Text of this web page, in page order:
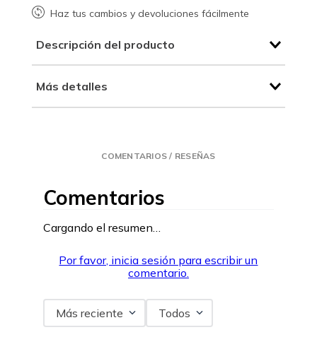
Haz tus cambios y devoluciones fácilmente
Descripción del producto
Más detalles
COMENTARIOS / RESEÑAS
Comentarios
Cargando el resumen…
Por favor, inicia sesión para escribir un
comentario.
Más reciente Todos